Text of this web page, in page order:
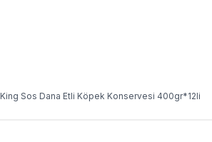
King Sos Dana Etli Köpek Konservesi 400gr*12li